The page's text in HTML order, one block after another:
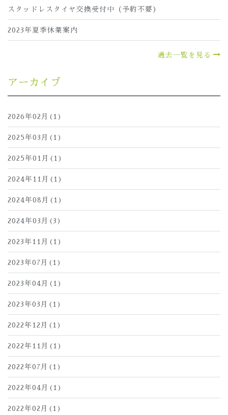
スタッドレスタイヤ交換受付中（予約不要）
2023年夏季休業案内
過去一覧を見る
アーカイブ
2026年02月(1)
2025年03月(1)
2025年01月(1)
2024年11月(1)
2024年08月(1)
2024年03月(3)
2023年11月(1)
2023年07月(1)
2023年04月(1)
2023年03月(1)
2022年12月(1)
2022年11月(1)
2022年07月(1)
2022年04月(1)
2022年02月(1)